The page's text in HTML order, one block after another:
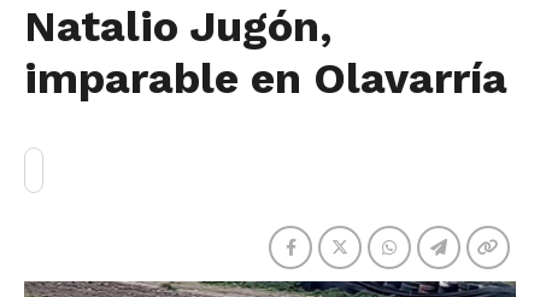
Natalio Jugón,
imparable en Olavarría